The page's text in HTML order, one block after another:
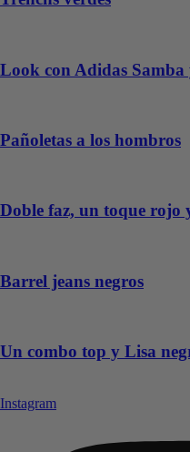
Look con Adidas Samba
Pañoletas a los hombros
Doble faz, un toque rojo
Barrel jeans negros
Un combo top y Lisa
Instagram